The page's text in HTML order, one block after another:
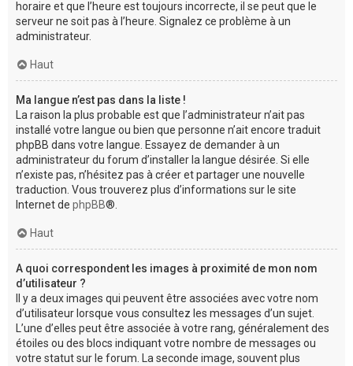
horaire et que l’heure est toujours incorrecte, il se peut que le
serveur ne soit pas à l’heure. Signalez ce problème à un
administrateur.
Haut
Ma langue n’est pas dans la liste !
La raison la plus probable est que l’administrateur n’ait pas
installé votre langue ou bien que personne n’ait encore traduit
phpBB dans votre langue. Essayez de demander à un
administrateur du forum d’installer la langue désirée. Si elle
n’existe pas, n’hésitez pas à créer et partager une nouvelle
traduction. Vous trouverez plus d’informations sur le site
Internet de phpBB®.
Haut
A quoi correspondent les images à proximité de mon nom
d’utilisateur ?
Il y a deux images qui peuvent être associées avec votre nom
d’utilisateur lorsque vous consultez les messages d’un sujet.
L’une d’elles peut être associée à votre rang, généralement des
étoiles ou des blocs indiquant votre nombre de messages ou
votre statut sur le forum. La seconde image, souvent plus